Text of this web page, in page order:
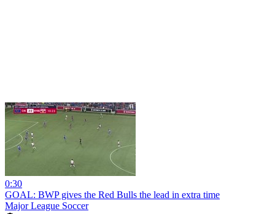
0:30
GOAL: BWP gives the Red Bulls the lead in extra time
Major League Soccer